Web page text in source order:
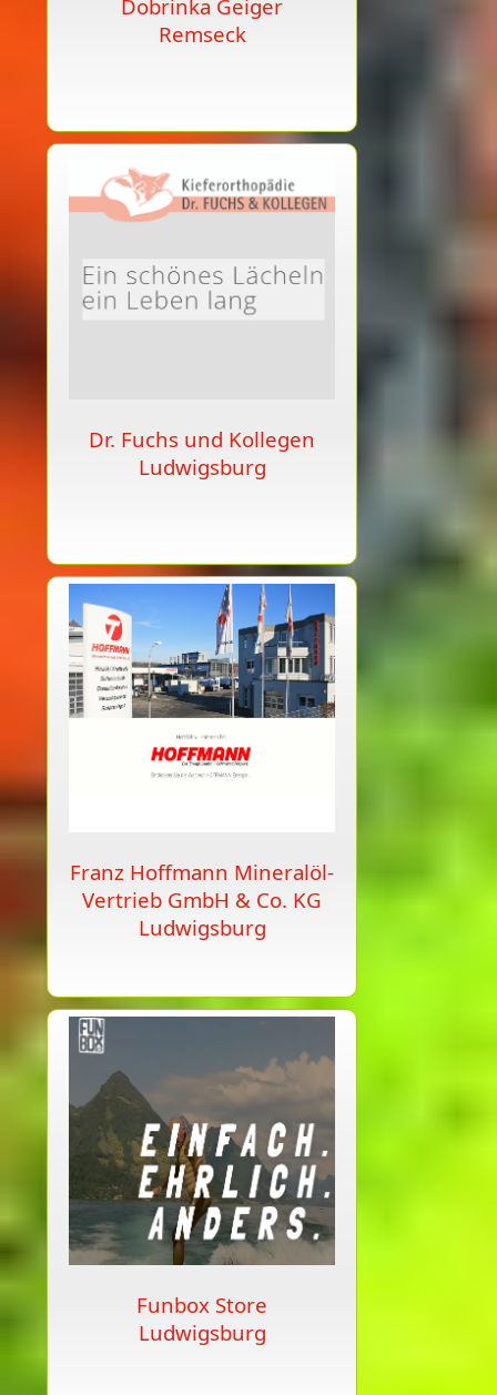
Dobrinka Geiger
Remseck
Dr. Fuchs und Kollegen
Ludwigsburg
Franz Hoffmann Mineralöl-
Vertrieb GmbH & Co. KG
Ludwigsburg
Funbox Store
Ludwigsburg